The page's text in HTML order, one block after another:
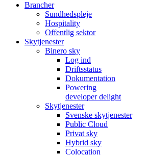
Brancher
Sundhedspleje
Hospitality
Offentlig sektor
Skytjenester
Binero sky
Log ind
Driftsstatus
Dokumentation
Powering
developer delight
Skytjenester
Svenske skytjenester
Public Cloud
Privat sky
Hybrid sky
Colocation